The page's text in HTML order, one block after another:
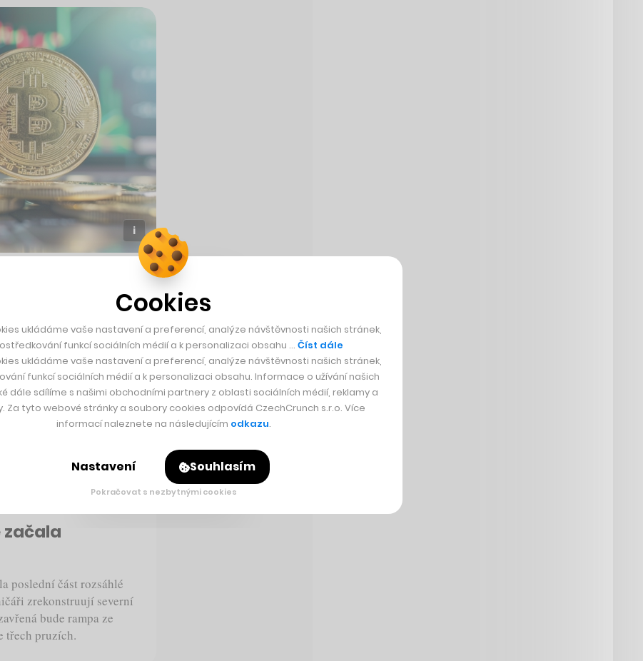
kryptoměny
výšinám. Po překonání
překonala 71
začala
poslední část rozsáhlé
zrekonstruují severní
bude rampa ze
třech pruzích.
Cookies
ukládáme vaše nastavení a preferencí, analýze návštěvnosti našich stránek,
funkcí sociálních médií a k personalizaci obsahu … Číst dále
ukládáme vaše nastavení a preferencí, analýze návštěvnosti našich stránek,
funkcí sociálních médií a k personalizaci obsahu. Informace o užívání našich
dále sdílíme s našimi obchodními partnery z oblasti sociálních médií, reklamy a
Za tyto webové stránky a soubory cookies odpovídá CzechCrunch s.r.o. Více
informací naleznete na následujícím odkazu.
Nastavení Souhlasím
Pokračovat s nezbytnými cookies